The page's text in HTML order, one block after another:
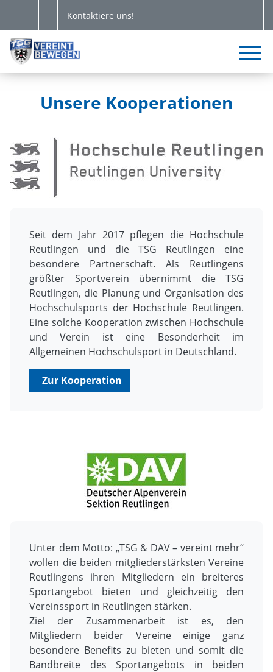
Kontaktiere uns!
Unsere Kooperationen
Seit dem Jahr 2017 pflegen die Hochschule
Reutlingen und die TSG Reutlingen eine
besondere Partnerschaft. Als Reutlingens
größter Sportverein übernimmt die TSG
Reutlingen, die Planung und Organisation des
Hochschulsports der Hochschule Reutlingen.
Eine solche Kooperation zwischen Hochschule
und Verein ist eine Besonderheit im
Allgemeinen Hochschulsport in Deutschland.
Zur Kooperation
Unter dem Motto: „TSG & DAV – vereint mehr“
wollen die beiden mitgliederstärksten Vereine
Reutlingens ihren Mitgliedern ein breiteres
Sportangebot bieten und gleichzeitig den
Vereinssport in Reutlingen stärken.
Ziel der Zusammenarbeit ist es, den
Mitgliedern beider Vereine einige ganz
besondere Benefits zu bieten und somit die
Bandbreite des Sportangebots in beiden